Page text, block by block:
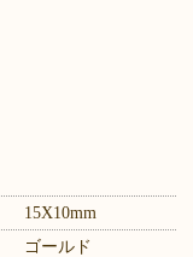
15X10mm
ゴールド